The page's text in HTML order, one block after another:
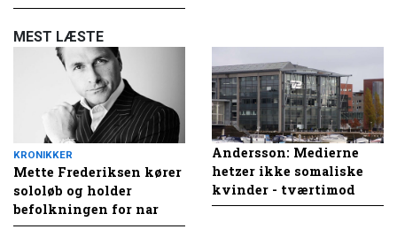
MEST LÆSTE
KRONIKKER
Mette Frederiksen kører
sololøb og holder
befolkningen for nar
Andersson: Medierne
hetzer ikke somaliske
kvinder - tværtimod